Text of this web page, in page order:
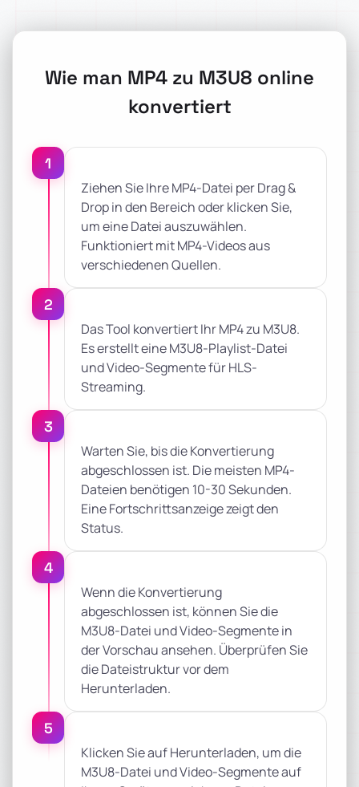
Wie man MP4 zu M3U8 online
konvertiert
1
Ziehen Sie Ihre MP4-Datei per Drag &
Drop in den Bereich oder klicken Sie,
um eine Datei auszuwählen.
Funktioniert mit MP4-Videos aus
verschiedenen Quellen.
2
Das Tool konvertiert Ihr MP4 zu M3U8.
Es erstellt eine M3U8-Playlist-Datei
und Video-Segmente für HLS-
Streaming.
3
Warten Sie, bis die Konvertierung
abgeschlossen ist. Die meisten MP4-
Dateien benötigen 10-30 Sekunden.
Eine Fortschrittsanzeige zeigt den
Status.
4
Wenn die Konvertierung
abgeschlossen ist, können Sie die
M3U8-Datei und Video-Segmente in
der Vorschau ansehen. Überprüfen Sie
die Dateistruktur vor dem
Herunterladen.
5
Klicken Sie auf Herunterladen, um die
M3U8-Datei und Video-Segmente auf